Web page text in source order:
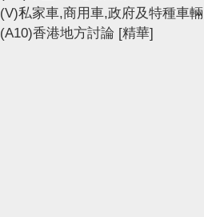
(V)私家車,商用車,政府及特種車輛
(A10)香港地方討論 [精華]